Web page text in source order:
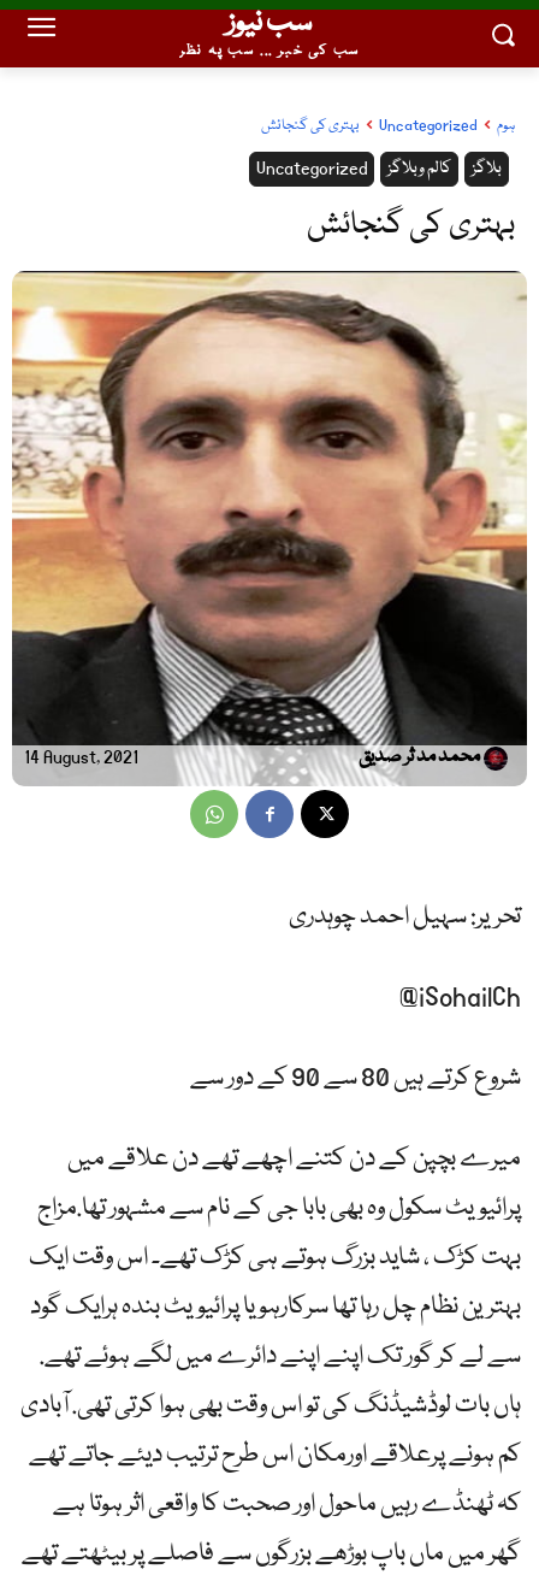
سب نیوز
سب کی خبر ... سب پہ نظر
ہوم Uncategorized بہتری کی گنجائش
Uncategorized کالم وبلاگز بلاگز
بہتری کی گنجائش
14 August, 2021 محمد مد ثر صدیق
تحریر: سہیل احمد چوہدری
@iSohailCh
شروع کرتے ہیں 80 سے 90 کے دور سے
میرے بچپن کے دن کتنے اچھے تھے دن علاقے میں
پرائیویٹ سکول وہ بھی بابا جی کے نام سے مشہور تھا.مزاج
بہت کڑک ، شاید بزرگ ہوتے ہی کڑک تھے۔ اس وقت ایک
بہترین نظام چل رہا تھا سرکارہو یا پرائیویٹ بندہ ہرایک گود
سے لے کر گور تک اپنے اپنے دائرے میں لگے ہوئے تھے.
ہاں بات لوڈشیڈنگ کی تو اس وقت بھی ہوا کرتی تھی. آبادی
کم ہونے پرعلاقے اورمکان اس طرح ترتیب دیئے جاتے تھے
کہ ٹھنڈے رہیں ماحول اور صحبت کا واقعی اثر ہوتا ہے
گھر میں ماں باپ بوڑھے بزرگوں سے فاصلے پر بیٹھتے تھے